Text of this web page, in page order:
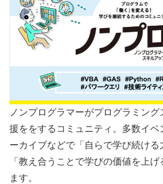
ノンプログラマーがプログラミン
援ををするコミュニティ。多数イ
ーカイブなどで「自らで学び続ける
「教え合うことで学びの価値を上
ます。